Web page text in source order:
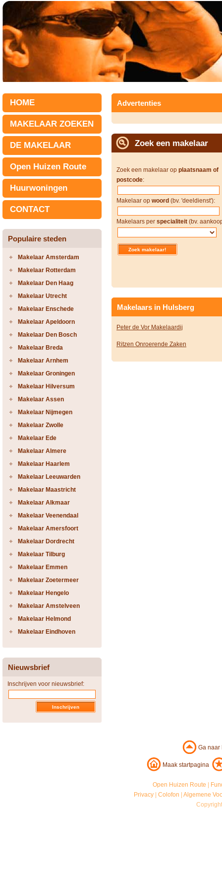
HOME
MAKELAAR ZOEKEN
DE MAKELAAR
Open Huizen Route
Huurwoningen
CONTACT
Populaire steden
Makelaar Amsterdam
Makelaar Rotterdam
Makelaar Den Haag
Makelaar Utrecht
Makelaar Enschede
Makelaar Apeldoorn
Makelaar Den Bosch
Makelaar Breda
Makelaar Arnhem
Makelaar Groningen
Makelaar Hilversum
Makelaar Assen
Makelaar Nijmegen
Makelaar Zwolle
Makelaar Ede
Makelaar Almere
Makelaar Haarlem
Makelaar Leeuwarden
Makelaar Maastricht
Makelaar Alkmaar
Makelaar Veenendaal
Makelaar Amersfoort
Makelaar Dordrecht
Makelaar Tilburg
Makelaar Emmen
Makelaar Zoetermeer
Makelaar Hengelo
Makelaar Amstelveen
Makelaar Helmond
Makelaar Eindhoven
Nieuwsbrief
Inschrijven voor nieuwsbrief:
Advertenties
Zoek een makelaar
Zoek een makelaar op plaatsnaam of
postcode:
Makelaar op woord (bv. 'deeldienst'):
Makelaars per specialiteit (bv.
Makelaars in Hulsberg
Peter de Vor Makelaardij
Ritzen Onroerende Zaken
Ga
Maak startpagina
Open Huizen Route
Privacy |Colofon |Algemene